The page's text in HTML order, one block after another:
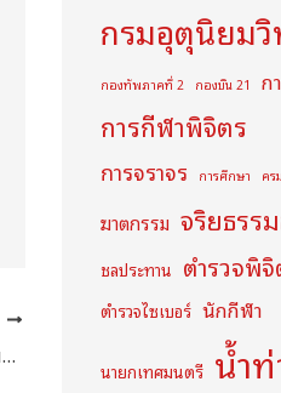
รถเก๋งพุ่งชนซาเล้งกลางดึก สลดดับ 2 เจ็บ 2 ที่กุมภวาปี อุดรธานี
กรมอุตุนิยมวิ
กองทัพภาคที่ 2 กองบิน 21 ก
การกีฬาพิจิตร
การจราจร การศึกษา ค
ฆาตกรรม จริยธรร
ชลประทาน ตำรวจพิ
ตำรวจไซเบอร์ นักกีฬา
นายกเทศมนตรี น้ำ